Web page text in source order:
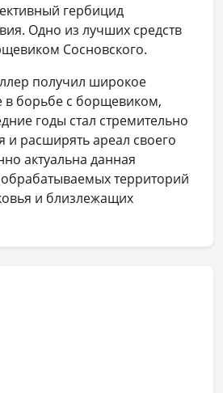
гербицид
Одно из лучших средств
Сосновского.
получил широкое
в борьбе с борщевиком,
годы стал стремительно
и расширять ареал своего
актуальна данная
территорий
и близлежащих